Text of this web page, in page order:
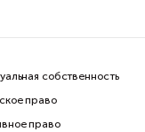
собственность
право
право